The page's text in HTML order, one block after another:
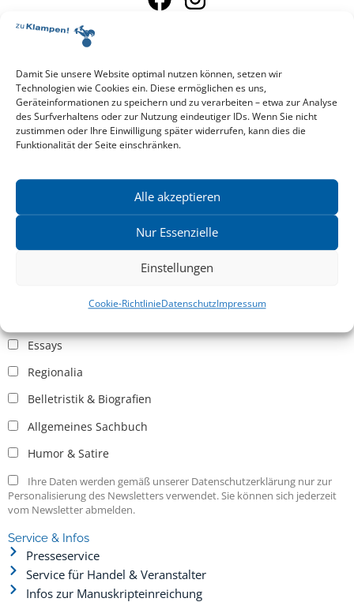
Damit Sie unsere Website optimal nutzen können, setzen wir
Technologien wie Cookies ein. Diese ermöglichen es uns,
Geräteinformationen zu speichern und zu verarbeiten – etwa zur Analyse
des Surfverhaltens oder zur Nutzung eindeutiger IDs. Wenn Sie nicht
zustimmen oder Ihre Einwilligung später widerrufen, kann dies die
Funktionalität der Seite einschränken.
Alle akzeptieren
Nur Essenzielle
Einstellungen
Cookie-RichtlinieDatenschutzImpressum
Aktuelle Vorschau
Entdecken Sie das aktuelle zu-Klampen!-Verlagsprogramm.
Hier finden Sie die Verlagsvorschau – einfach direkt online
reinlesen oder herunterladen.
Newsletter
News zu aktuellen Neuheiten und Nachrichten im zu Klampen!
Verlag – jederzeit wieder abbestellbar.
Essays
Regionalia
Belletristik & Biografien
Allgemeines Sachbuch
Humor & Satire
Ihre Daten werden gemäß unserer Datenschutzerklärung nur zur
Personalisierung des Newsletters verwendet. Sie können sich jederzeit
vom Newsletter abmelden.
Service & Infos
Presseservice
Service für Handel & Veranstalter
Infos zur Manuskripteinreichung